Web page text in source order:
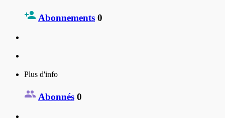
Abonnements 0
Plus d'info
Abonnés 0